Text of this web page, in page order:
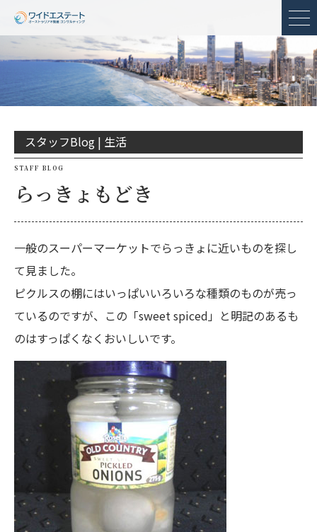
メ
スタッフBlog | 生活
STAFF BLOG
らっきょもどき
一般のスーパーマーケットでらっきょに近いものを探し
て見ました。
ピクルスの棚にはいっぱいいろいろな種類のものが売っ
ているのですが、この「sweet spiced」と明記のあるも
のはすっぱくなくおいしいです。